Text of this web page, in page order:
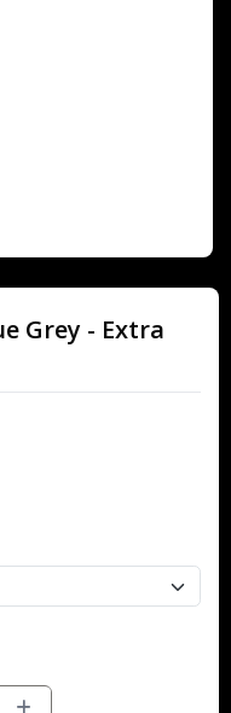
Grey - Extra